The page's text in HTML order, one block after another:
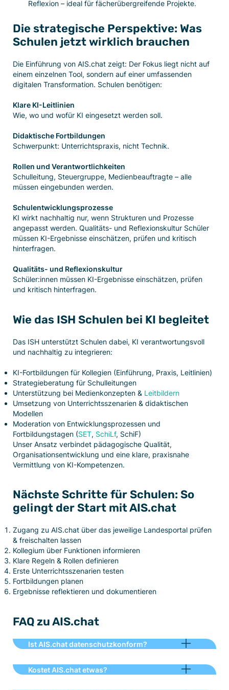
Reflexion – ideal für fächerübergreifende Projekte.
Die strategische Perspektive: Was
Schulen jetzt wirklich brauchen
Die Einführung von AIS.chat zeigt: Der Fokus liegt nicht auf
einem einzelnen Tool, sondern auf einer umfassenden
digitalen Transformation. Schulen benötigen:
Klare KI-Leitlinien
Wie, wo und wofür KI eingesetzt werden soll.
Didaktische Fortbildungen
Schwerpunkt: Unterrichtspraxis, nicht Technik.
Rollen und Verantwortlichkeiten
Schulleitung, Steuergruppe, Medienbeauftragte – alle
müssen eingebunden werden.
Schulentwicklungsprozesse
KI wirkt nachhaltig nur, wenn Strukturen und Prozesse
angepasst werden. Qualitäts- und Reflexionskultur Schüler
müssen KI-Ergebnisse einschätzen, prüfen und kritisch
hinterfragen.
Qualitäts- und Reflexionskultur
Schüler:innen müssen KI-Ergebnisse einschätzen, prüfen
und kritisch hinterfragen.
Wie das ISH Schulen bei KI begleitet
Das ISH unterstützt Schulen dabei, KI verantwortungsvoll
und nachhaltig zu integrieren:
KI-Fortbildungen für Kollegien (Einführung, Praxis, Leitlinien)
Strategieberatung für Schulleitungen
Unterstützung bei Medienkonzepten & Leitbildern
Umsetzung von Unterrichtsszenarien & didaktischen
Modellen
Moderation von Entwicklungsprozessen und
Fortbildungstagen (SET, SchiLf, SchiF)
Unser Ansatz verbindet pädagogische Qualität,
Organisationsentwicklung und eine klare, praxisnahe
Vermittlung von KI-Kompetenzen.
Nächste Schritte für Schulen: So
gelingt der Start mit AIS.chat
Zugang zu AIS.chat über das jeweilige Landesportal prüfen
& freischalten lassen
Kollegium über Funktionen informieren
Klare Regeln & Rollen definieren
Erste Unterrichtsszenarien testen
Fortbildungen planen
Ergebnisse reflektieren und dokumentieren
FAQ zu AIS.chat
Ist AIS.chat datenschutzkonform?
Kostet AIS.chat etwas?